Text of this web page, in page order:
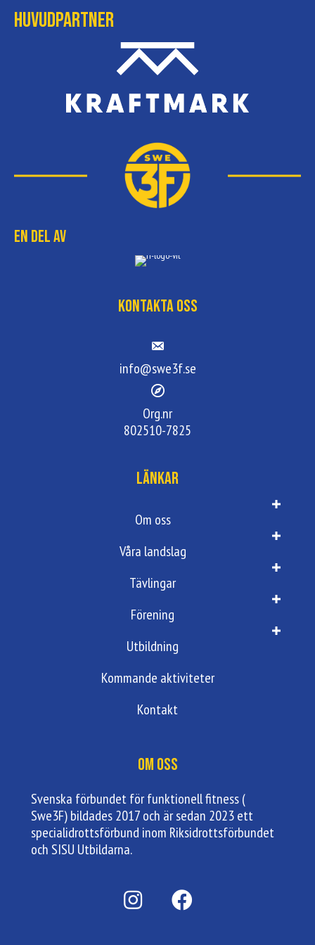
Huvudpartner
En del av
Kontakta oss
info@swe3f.se
Org.nr
802510-7825
Länkar
Om oss
Våra landslag
Tävlingar
Förening
Utbildning
Kommande aktiviteter
Kontakt
Om oss
Svenska förbundet för funktionell fitness (
Swe3F) bildades 2017 och är sedan 2023 ett
specialidrottsförbund inom Riksidrottsförbundet
och SISU Utbildarna.